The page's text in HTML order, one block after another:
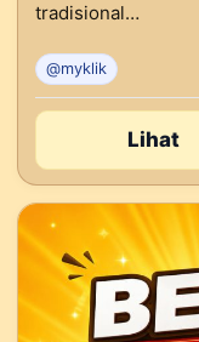
tradisional…
@myklik
Lihat